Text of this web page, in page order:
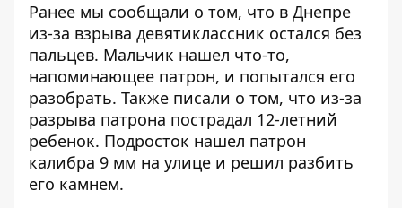
Ранее мы сообщали о том, что в Днепре
из-за взрыва девятиклассник остался без
пальцев. Мальчик нашел что-то,
напоминающее патрон, и попытался его
разобрать. Также писали о том, что из-за
разрыва патрона пострадал 12-летний
ребенок. Подросток нашел патрон
калибра 9 мм на улице и решил разбить
его камнем.